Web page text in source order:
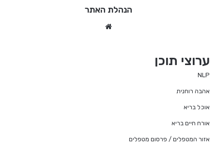
הנהלת האתר
ערוצי תוכן
NLP
אהבה רוחנית
אוכל בריא
אורח חיים בריא
אזור המטפלים / פרסום מטפלים